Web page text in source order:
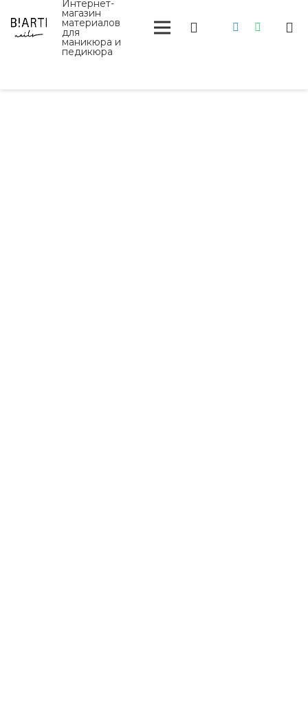
Интернет-
магазин
материалов
для
маникюра и
педикюра